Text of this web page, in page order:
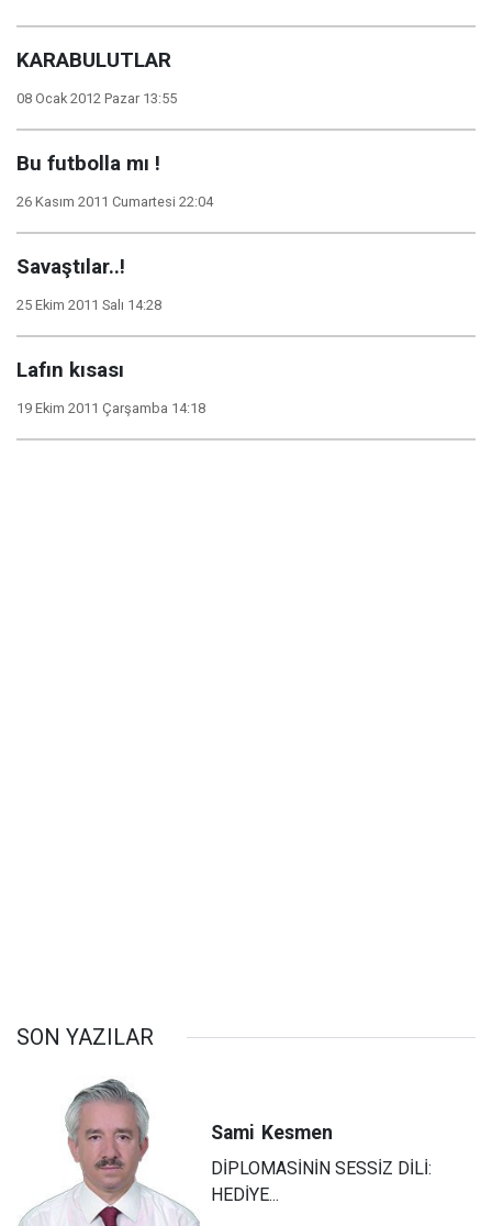
KARABULUTLAR
08 Ocak 2012 Pazar 13:55
Bu futbolla mı !
26 Kasım 2011 Cumartesi 22:04
Savaştılar..!
25 Ekim 2011 Salı 14:28
Lafın kısası
19 Ekim 2011 Çarşamba 14:18
SON YAZILAR
Sami Kesmen
DİPLOMASİNİN SESSİZ DİLİ:
HEDİYE...